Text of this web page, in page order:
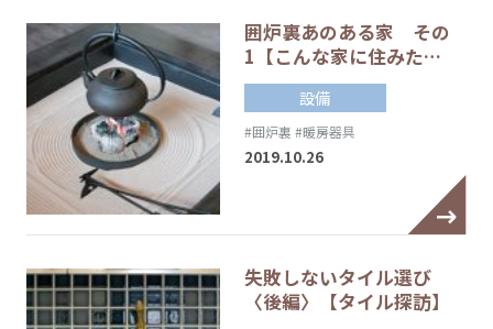
囲炉裏あのある家 その
1【こんな家に住みた…
設備
#囲炉裏 #暖房器具
2019.10.26
失敗しないタイル選び
〈後編〉【タイル探訪】